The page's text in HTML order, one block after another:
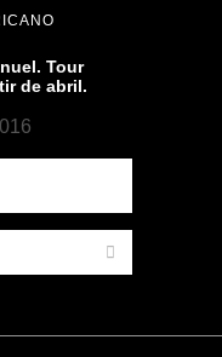
Tour
de abril.